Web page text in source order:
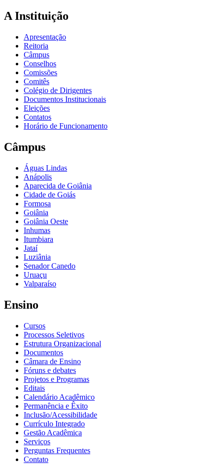
A Instituição
Apresentação
Reitoria
Câmpus
Conselhos
Comissões
Comitês
Colégio de Dirigentes
Documentos Institucionais
Eleições
Contatos
Horário de Funcionamento
Câmpus
Águas Lindas
Anápolis
Aparecida de Goiânia
Cidade de Goiás
Formosa
Goiânia
Goiânia Oeste
Inhumas
Itumbiara
Jataí
Luziânia
Senador Canedo
Uruaçu
Valparaíso
Ensino
Cursos
Processos Seletivos
Estrutura Organizacional
Documentos
Câmara de Ensino
Fóruns e debates
Projetos e Programas
Editais
Calendário Acadêmico
Permanência e Êxito
Inclusão/Acessibilidade
Currículo Integrado
Gestão Acadêmica
Serviços
Perguntas Frequentes
Contato